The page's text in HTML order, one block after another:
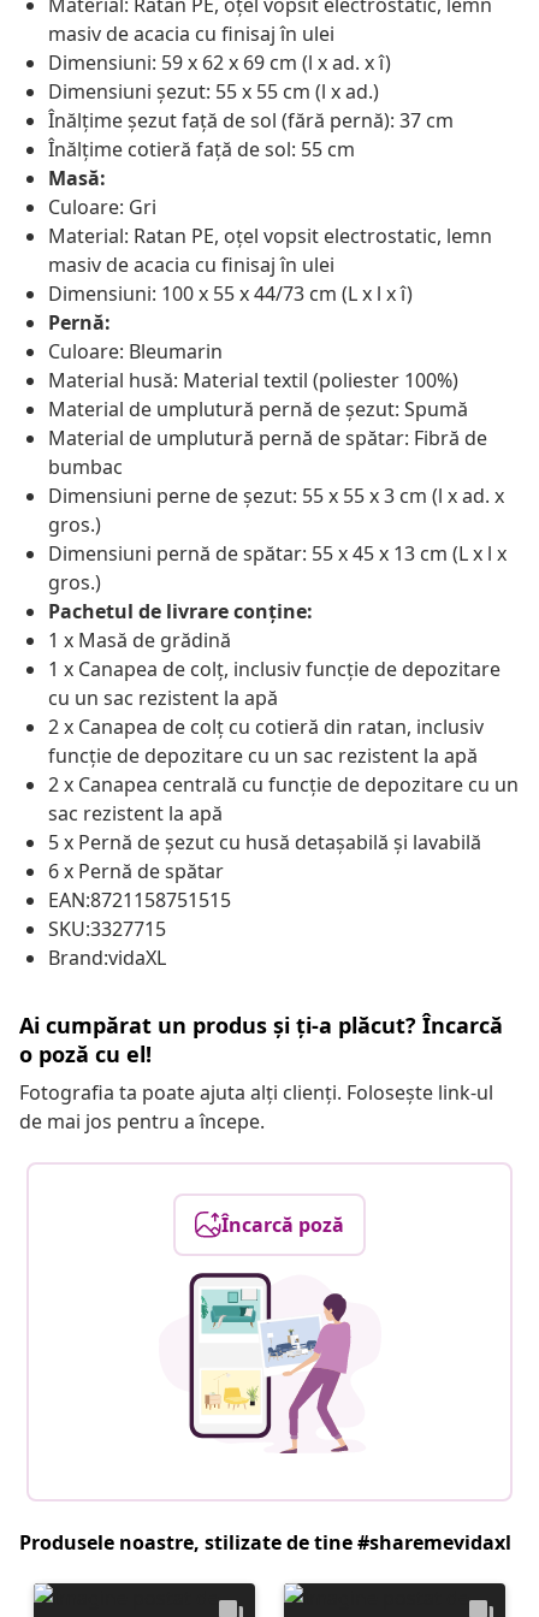
masiv de acacia cu finisaj în ulei
Dimensiuni: 59 x 62 x 69 cm (l x ad. x î)
Dimensiuni șezut: 55 x 55 cm (l x ad.)
Înălțime șezut față de sol (fără pernă): 37 cm
Înălțime cotieră față de sol: 55 cm
Masă:
Culoare: Gri
Material: Ratan PE, oțel vopsit electrostatic, lemn
masiv de acacia cu finisaj în ulei
Dimensiuni: 100 x 55 x 44/73 cm (L x l x î)
Pernă:
Culoare: Bleumarin
Material husă: Material textil (poliester 100%)
Material de umplutură pernă de șezut: Spumă
Material de umplutură pernă de spătar: Fibră de
bumbac
Dimensiuni perne de șezut: 55 x 55 x 3 cm (l x ad. x
gros.)
Dimensiuni pernă de spătar: 55 x 45 x 13 cm (L x l x
gros.)
Pachetul de livrare conține:
1 x Masă de grădină
1 x Canapea de colț, inclusiv funcție de depozitare
cu un sac rezistent la apă
2 x Canapea de colț cu cotieră din ratan, inclusiv
funcție de depozitare cu un sac rezistent la apă
2 x Canapea centrală cu funcție de depozitare cu un
sac rezistent la apă
5 x Pernă de șezut cu husă detașabilă și lavabilă
6 x Pernă de spătar
EAN:8721158751515
SKU:3327715
Brand:vidaXL
Ai cumpărat un produs și ți-a plăcut? Încarcă
o poză cu el!
Fotografia ta poate ajuta alți clienți. Folosește link-ul
de mai jos pentru a începe.
Încarcă poză
Produsele noastre, stilizate de tine #sharemevidaxl